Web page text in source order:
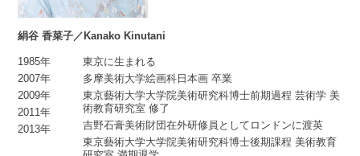
絹谷 香菜子／Kanako Kinutani
1985年
東京に生まれる
2007年
多摩美術大学絵画科日本画 卒業
2009年
東京藝術大学大学院美術研究科博士前期過程 芸術学 美
術教育研究室 修了
2011年
吉野石膏美術財団在外研修員としてロンドンに渡英
2013年
東京藝術大学大学院美術研究科博士後期課程 美術教育